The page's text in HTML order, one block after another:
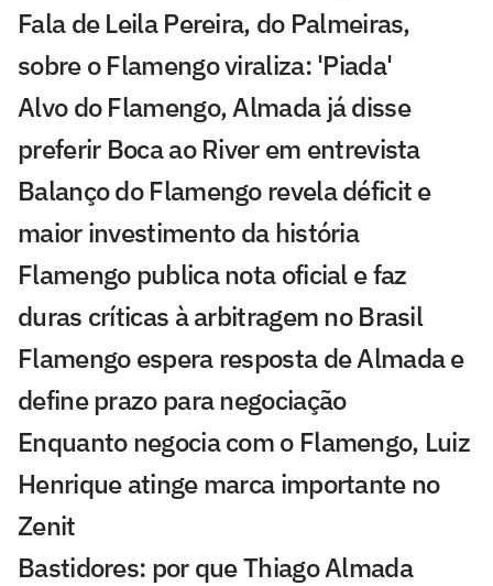
Fala de Leila Pereira, do Palmeiras,
sobre o Flamengo viraliza: 'Piada'
Alvo do Flamengo, Almada já disse
preferir Boca ao River em entrevista
Balanço do Flamengo revela déficit e
maior investimento da história
Flamengo publica nota oficial e faz
duras críticas à arbitragem no Brasil
Flamengo espera resposta de Almada e
define prazo para negociação
Enquanto negocia com o Flamengo, Luiz
Henrique atinge marca importante no
Zenit
Bastidores: por que Thiago Almada